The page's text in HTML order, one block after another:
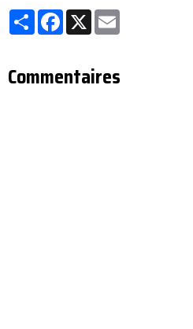
Partager
Facebook
X
Commentaires